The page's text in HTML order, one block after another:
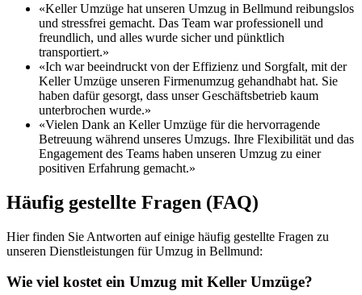
«Keller Umzüge hat unseren Umzug in Bellmund reibungslos
und stressfrei gemacht. Das Team war professionell und
freundlich, und alles wurde sicher und pünktlich
transportiert.»
«Ich war beeindruckt von der Effizienz und Sorgfalt, mit der
Keller Umzüge unseren Firmenumzug gehandhabt hat. Sie
haben dafür gesorgt, dass unser Geschäftsbetrieb kaum
unterbrochen wurde.»
«Vielen Dank an Keller Umzüge für die hervorragende
Betreuung während unseres Umzugs. Ihre Flexibilität und das
Engagement des Teams haben unseren Umzug zu einer
positiven Erfahrung gemacht.»
Häufig gestellte Fragen (FAQ)
Hier finden Sie Antworten auf einige häufig gestellte Fragen zu
unseren Dienstleistungen für Umzug in Bellmund:
Wie viel kostet ein Umzug mit Keller Umzüge?